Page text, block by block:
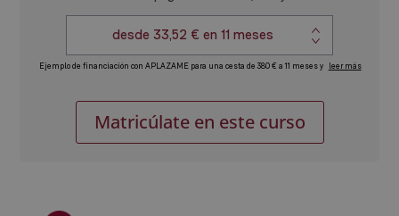
enMatricúlate en este curso